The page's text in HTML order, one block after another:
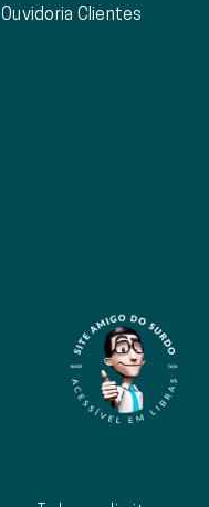
Ouvidoria Clientes